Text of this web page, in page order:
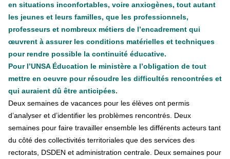
en situations inconfortables, voire anxiogènes, tout autant
les jeunes et leurs familles, que les professionnels,
professeurs et nombreux métiers de l’encadrement qui
œuvrent à assurer les conditions matérielles et techniques
pour rendre possible la continuité éducative.
Pour l’UNSA Éducation le ministère a l’obligation de tout
mettre en oeuvre pour résoudre les difficultés rencontrées et
qui auraient dû être anticipées.
Deux semaines de vacances pour les élèves ont permis
d’analyser et d’identifier les problèmes rencontrés. Deux
semaines pour faire travailler ensemble les différents acteurs tant
du côté des collectivités territoriales que des services des
rectorats, DSDEN et administration centrale. Deux semaines pour